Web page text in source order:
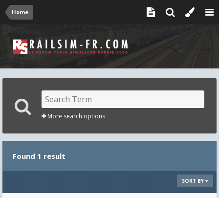
Home
More search options
Found 1 result
SORT BY